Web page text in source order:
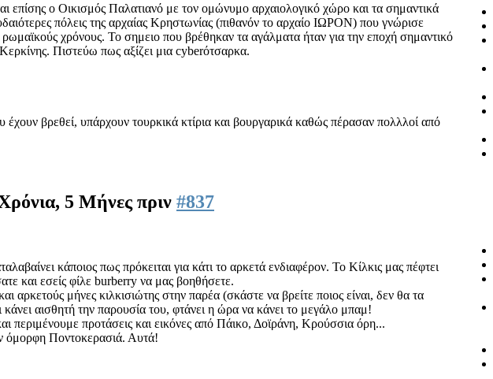
επίσης ο Οικισμός Παλατιανό με τον ομώνυμο αρχαιολογικό χώρο και τα σημαντικά
πόλεις της αρχαίας Κρηστωνίας (πιθανόν το αρχαίο ΙΩΡΟΝ) που γνώρισε
χρόνους. Το σημειο που βρέθηκαν τα αγάλματα ήταν για την εποχή σημαντικό
Πιστεύω πως αξίζει μια cyberότσαρκα.
βρεθεί, υπάρχουν τουρκικά κτίρια και βουργαρικά καθώς πέρασαν πολλλοί από
5 Μήνες πριν #837
κάποιος πως πρόκειται για κάτι το αρκετά ενδιαφέρον. Το Κίλκις μας πέφτει
και εσείς φίλε burberry να μας βοηθήσετε.
αρκετούς μήνες κιλκισιώτης στην παρέα (σκάστε να βρείτε ποιος είναι, δεν θα τα
κάνει αισθητή την παρουσία του, φτάνει η ώρα να κάνει το μεγάλο μπαμ!
προτάσεις και εικόνες από Πάικο, Δοϊράνη, Κρούσσια όρη...
όμορφη Ποντοκερασιά. Αυτά!